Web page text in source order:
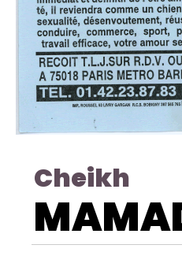
Cheikh